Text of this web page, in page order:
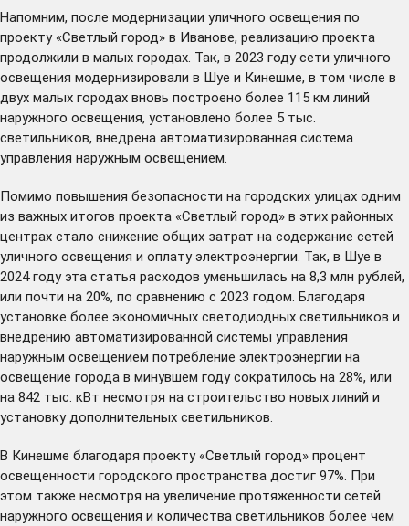
Напомним, после модернизации уличного освещения по
проекту «Светлый город» в Иванове, реализацию проекта
продолжили в малых городах. Так, в 2023 году сети уличного
освещения модернизировали в Шуе и Кинешме, в том числе в
двух малых городах вновь построено более 115 км линий
наружного освещения, установлено более 5 тыс.
светильников, внедрена автоматизированная система
управления наружным освещением.
Помимо повышения безопасности на городских улицах одним
из важных итогов проекта «Светлый город» в этих районных
центрах стало снижение общих затрат на содержание сетей
уличного освещения и оплату электроэнергии. Так, в Шуе в
2024 году эта статья расходов уменьшилась на 8,3 млн рублей,
или почти на 20%, по сравнению с 2023 годом. Благодаря
установке более экономичных светодиодных светильников и
внедрению автоматизированной системы управления
наружным освещением потребление электроэнергии на
освещение города в минувшем году сократилось на 28%, или
на 842 тыс. кВт несмотря на строительство новых линий и
установку дополнительных светильников.
В Кинешме благодаря проекту «Светлый город» процент
освещенности городского пространства достиг 97%. При
этом также несмотря на увеличение протяженности сетей
наружного освещения и количества светильников более чем